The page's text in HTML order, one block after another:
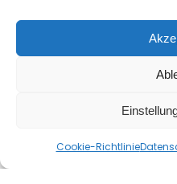
Cookie-Richtlinie